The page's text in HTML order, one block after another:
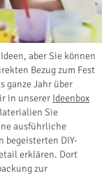
aber Sie können
Bezug zum Fest
ganze Jahr über
in unserer Ideenbox
Sie
ausführliche
begeisterten DIY-
erklären. Dort
zur